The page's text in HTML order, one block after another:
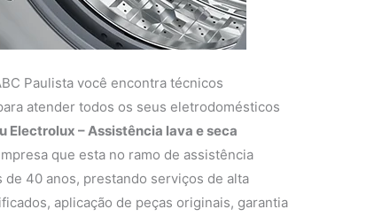
Paulista você encontra técnicos
atender todos os seus eletrodomésticos
Electrolux – Assistência lava e seca
que esta no ramo de assistência
40 anos, prestando serviços de alta
aplicação de peças originais, garantia